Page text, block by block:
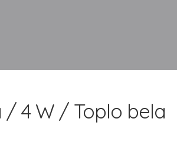
/ 4 W / Toplo bela